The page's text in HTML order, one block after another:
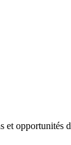
et opportunités